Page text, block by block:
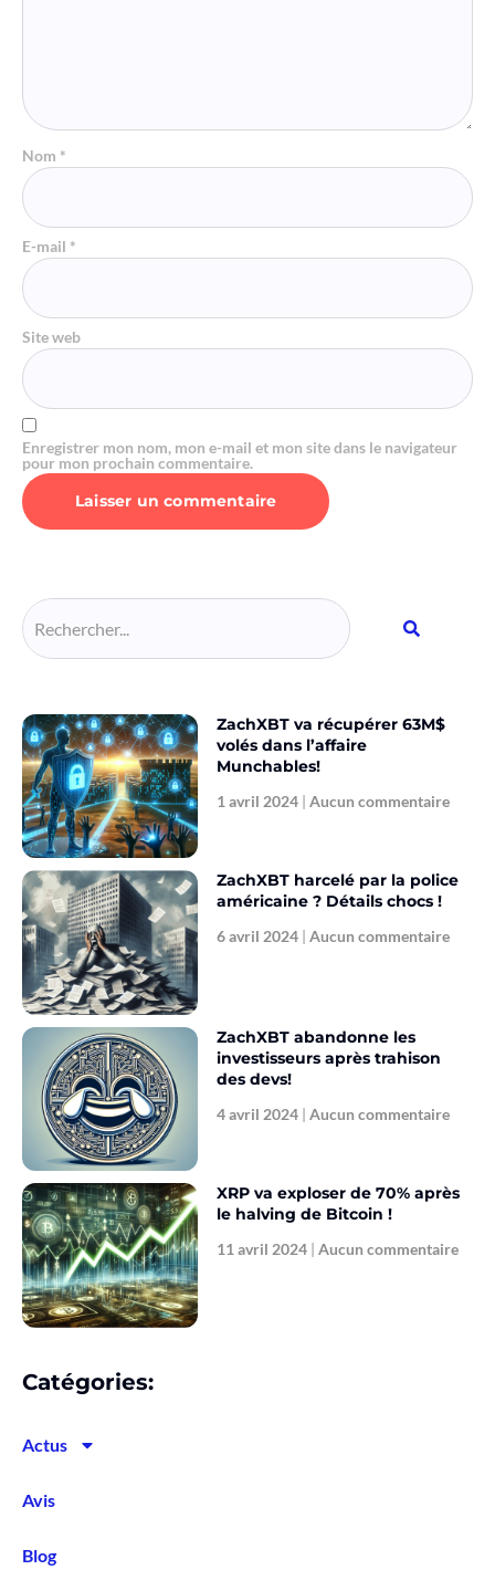
Nom *
E-mail *
Site web
Enregistrer mon nom, mon e-mail et mon site dans le navigateur
pour mon prochain commentaire.
ZachXBT va récupérer 63M$
volés dans l’affaire
Munchables!
1 avril 2024 Aucun commentaire
ZachXBT harcelé par la police
américaine ? Détails chocs !
6 avril 2024 Aucun commentaire
ZachXBT abandonne les
investisseurs après trahison
des devs!
4 avril 2024 Aucun commentaire
XRP va exploser de 70% après
le halving de Bitcoin !
11 avril 2024 Aucun commentaire
Catégories:
Actus
Avis
Blog